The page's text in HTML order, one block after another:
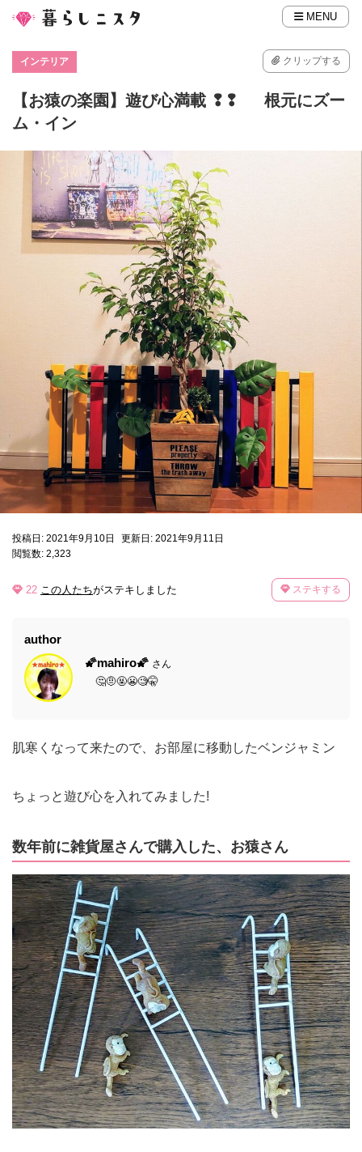
MENU
インテリア クリップする
【お猿の楽園】遊び心満載 ❢❢ 根元にズー
ム・イン
投稿日: 2021年9月10日
更新日: 2021年9月11日
閲覧数: 2,323
22 この人たちがステキしました ステキする
author
🌠mahiro🌠 さん
🤔🤨🤬😬🧐🤫
肌寒くなって来たので、お部屋に移動したベンジャミン
ちょっと遊び心を入れてみました!
数年前に雑貨屋さんで購入した、お猿さん